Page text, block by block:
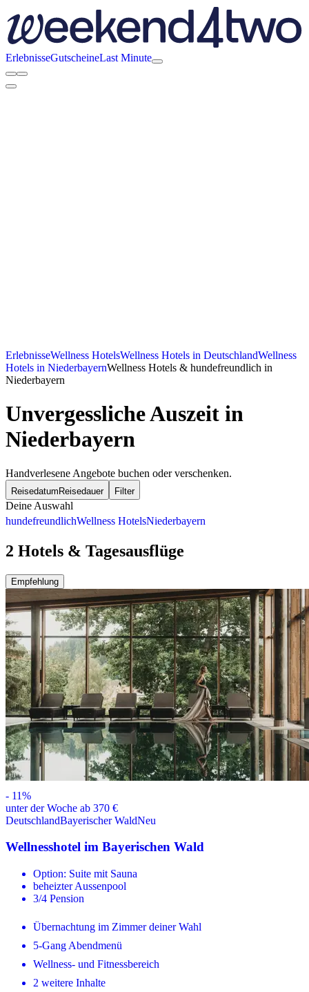
ErlebnisseGutscheineLast Minute
ErlebnisseWellness HotelsWellness Hotels in DeutschlandWellness
Hotels in NiederbayernWellness Hotels & hundefreundlich in
Niederbayern
Unvergessliche Auszeit in
Niederbayern
Handverlesene Angebote buchen oder verschenken.
Reisedatum Reisedauer Filter
Deine Auswahl
hundefreundlichWellness HotelsNiederbayern
2 Hotels & Tagesausflüge
Empfehlung
- 11%
unter der Woche ab 370 €
DeutschlandBayerischer WaldNeu
Wellnesshotel im Bayerischen Wald
Option: Suite mit Sauna
beheizter Aussenpool
3/4 Pension
Übernachtung im Zimmer deiner Wahl
5-Gang Abendmenü
Wellness- und Fitnessbereich
2 weitere Inhalte